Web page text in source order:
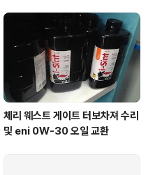
스
체리 웨스트 게이트 터보차져 수리
및 eni 0W-30 오일 교환